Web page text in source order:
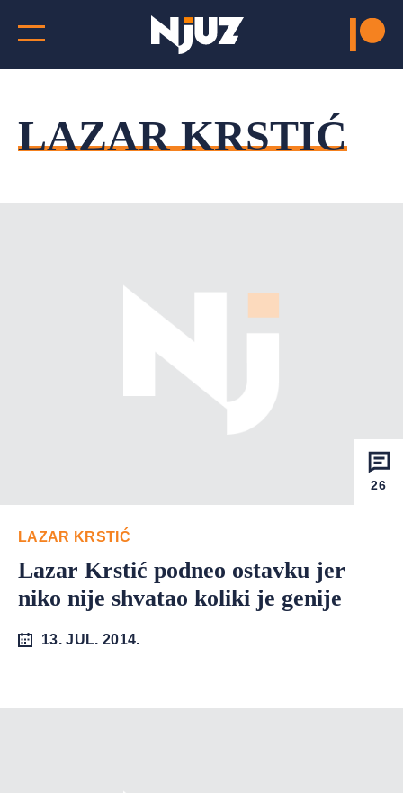
LAZAR KRSTIĆ
26
LAZAR KRSTIĆ
Lazar Krstić podneo ostavku jer
niko nije shvatao koliki je genije
13. JUL. 2014.